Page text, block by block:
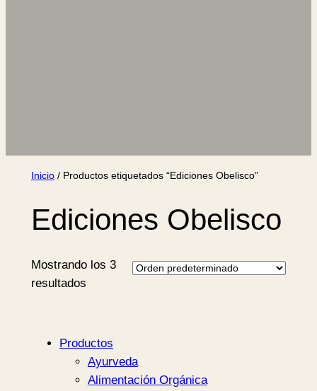
Inicio/ Productos etiquetados “Ediciones Obelisco”
Ediciones Obelisco
Mostrando los 3
resultados
Productos
Ayurveda
Alimentación Orgánica